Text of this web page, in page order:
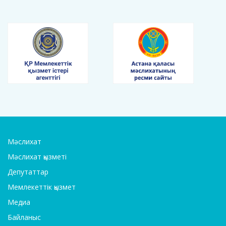
Мәслихат
Мәслихат қызметі
Депутаттар
Мемлекеттік қызмет
Медиа
Байланыс